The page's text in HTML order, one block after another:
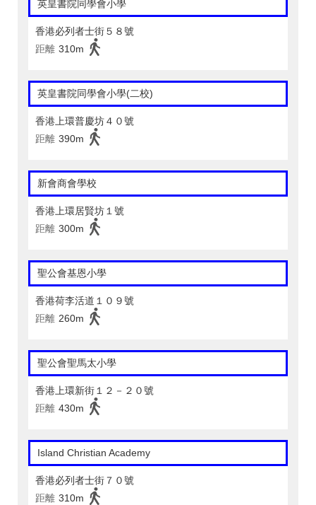
英皇書院同學會小學
香港必列者士街５８號
距離 310m
英皇書院同學會小學(二校)
香港上環普慶坊４０號
距離 390m
新會商會學校
香港上環居賢坊１號
距離 300m
聖公會基恩小學
香港荷李活道１０９號
距離 260m
聖公會聖馬太小學
香港上環新街１２－２０號
距離 430m
Island Christian Academy
香港必列者士街７０號
距離 310m